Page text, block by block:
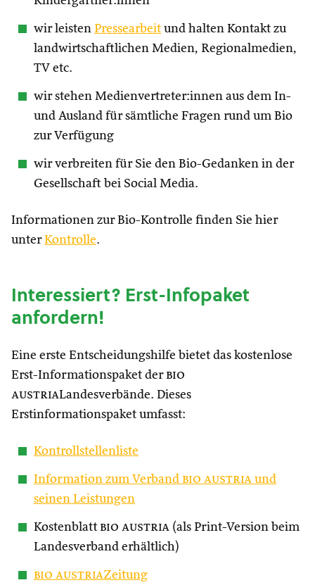
wir leisten Pressearbeit und halten Kontakt zu
landwirtschaftlichen Medien, Regionalmedien,
TV etc.
wir stehen Medienvertreter:innen aus dem In-
und Ausland für sämtliche Fragen rund um Bio
zur Verfügung
wir verbreiten für Sie den Bio-Gedanken in der
Gesellschaft bei Social Media.
Informationen zur Bio-Kontrolle finden Sie hier
unterKontrolle.
Interessiert? Erst-Infopaket
anfordern!
Eine erste Entscheidungshilfe bietet das kostenlose
Erst-Informationspaket der bio
austriaLandesverbände. Dieses
Erstinformationspaket umfasst:
Kontrollstellenliste
Information zum Verband bio austria und
seinen Leistungen
Kostenblatt bio austria (als Print-Version beim
Landesverband erhältlich)
bio austriaZeitung